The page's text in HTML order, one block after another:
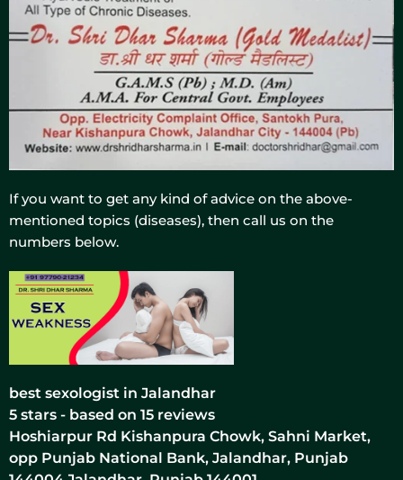
If you want to get any kind of advice on the above-
mentioned topics (diseases), then call us on the
numbers below.
best sexologist in Jalandhar
5 stars - based on 15 reviews
Hoshiarpur Rd Kishanpura Chowk, Sahni Market,
opp Punjab National Bank, Jalandhar, Punjab